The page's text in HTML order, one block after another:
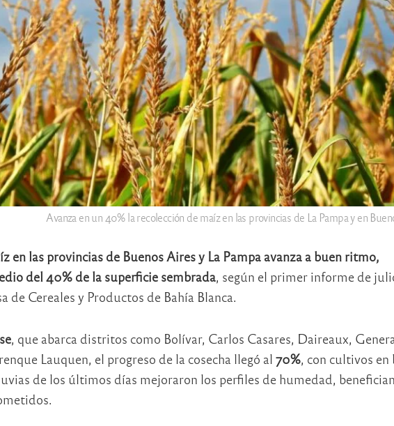
Avanza en un 40% la recolección de maíz en las provincias de La Pampa y en
en las provincias de Buenos Aires y La Pampa avanza a buen ritmo,
del 40% de la superficie sembrada, según el primer informe de
de Cereales y Productos de Bahía Blanca.
, que abarca distritos como Bolívar, Carlos Casares, Daireaux,
Lauquen, el progreso de la cosecha llegó al 70%, con cultivos en
de los últimos días mejoraron los perfiles de humedad,